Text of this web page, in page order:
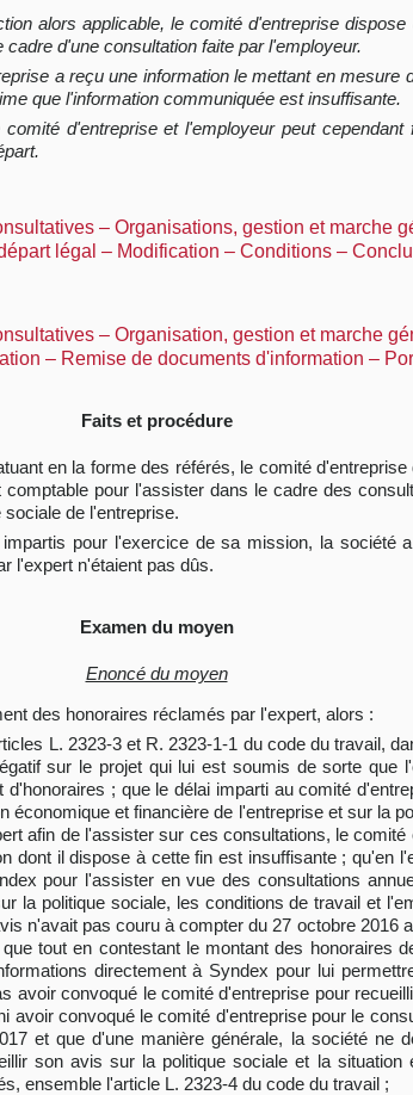
alors applicable, le comité d'entreprise
d'une consultation faite par l'employeur.
a reçu une information le mettant en mesure
que l'information communiquée est insuffisante.
d'entreprise et l'employeur peut
– Organisations, gestion et marche
légal – Modification – Conditions –
– Organisation, gestion et marche
– Remise de documents d'information –
Faits et procédure
en la forme des référés, le comité
pour l'assister dans le cadre des
de l'entreprise.
pour l'exercice de sa mission, la société
l'expert n'étaient pas dûs.
Examen du moyen
Enoncé du moyen
des honoraires réclamés par l'expert, alors :
L. 2323-3 et R. 2323-1-1 du code du travail,
sur le projet qui lui est soumis de sorte que
; que le délai imparti au comité
économique et financière de l'entreprise et sur la
afin de l'assister sur ces consultations, le
dont il dispose à cette fin est insuffisante ; qu'en
pour l'assister en vue des consultations
la politique sociale, les conditions de travail et
n'avait pas couru à compter du 27 octobre 2016
tout en contestant le montant des honoraires
directement à Syndex pour lui
avoir convoqué le comité d'entreprise pour
avoir convoqué le comité d'entreprise pour le
et que d'une manière générale, la société ne
son avis sur la politique sociale et la situation
ensemble l'article L. 2323-4 du code du travail ;